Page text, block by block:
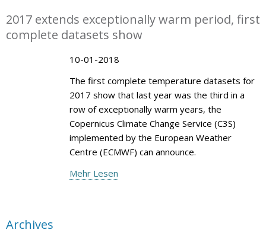
2017 extends exceptionally warm period, first
complete datasets show
10-01-2018
The first complete temperature datasets for
2017 show that last year was the third in a
row of exceptionally warm years, the
Copernicus Climate Change Service (C3S)
implemented by the European Weather
Centre (ECMWF) can announce.
Mehr Lesen
Archives